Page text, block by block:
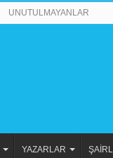
UNUTULMAYANLAR
YAZARLAR